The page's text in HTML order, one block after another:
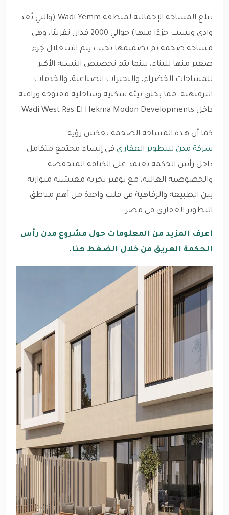
تبلغ المساحة الإجمالية لمنطقة Wadi Yemm (والتي يُعد
وادي ويست جزءًا منها) حوالي 2000 فدان تقريبًا، وهي
مساحة ضخمة تم تصميمها بحيث يتم استغلال جزء
صغير منها للبناء، بينما يتم تخصيص النسبة الأكبر
للمساحات الخضراء، والبحيرات الصناعية، والخدمات
الترفيهية، مما يخلق بيئة سكنية وساحلية مفتوحة وراقية
داخل Wadi West Ras El Hekma Modon Developments.
كما أن هذه المساحة الضخمة تعكس رؤية
شركة مدن للتطوير العقاري في إنشاء مجتمع متكامل
داخل رأس الحكمة يعتمد على الكثافة المنخفضة
والخصوصية العالية، مع توفير تجربة معيشية متوازنة
بين الطبيعة والرفاهية في قلب واحدة من أهم مناطق
التطوير العقاري في مصر.
اعرف المزيد من المعلومات حول مشروع مدن رأس
الحكمة العريق من خلال الضغط هنا.